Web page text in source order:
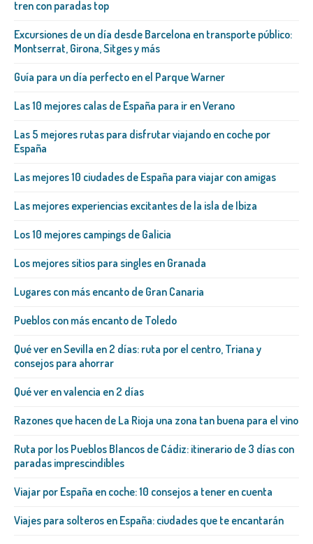
tren con paradas top
Excursiones de un día desde Barcelona en transporte público:
Montserrat, Girona, Sitges y más
Guía para un día perfecto en el Parque Warner
Las 10 mejores calas de España para ir en Verano
Las 5 mejores rutas para disfrutar viajando en coche por
España
Las mejores 10 ciudades de España para viajar con amigas
Las mejores experiencias excitantes de la isla de Ibiza
Los 10 mejores campings de Galicia
Los mejores sitios para singles en Granada
Lugares con más encanto de Gran Canaria
Pueblos con más encanto de Toledo
Qué ver en Sevilla en 2 días: ruta por el centro, Triana y
consejos para ahorrar
Qué ver en valencia en 2 días
Razones que hacen de La Rioja una zona tan buena para el vino
Ruta por los Pueblos Blancos de Cádiz: itinerario de 3 días con
paradas imprescindibles
Viajar por España en coche: 10 consejos a tener en cuenta
Viajes para solteros en España: ciudades que te encantarán